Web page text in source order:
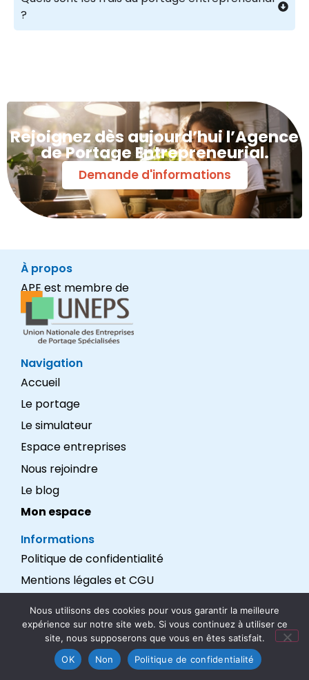
?
Rejoignez dès aujourd’hui l’Agence
de Portage Entrepreneurial.
Demande d'informations
À propos
APE est membre de
Navigation
Accueil
Le portage
Le simulateur
Espace entreprises
Nous rejoindre
Le blog
Mon espace
Informations
Politique de confidentialité
Mentions légales et CGU
Nous suivre
Nous utilisons des cookies pour vous garantir la meilleure
expérience sur notre site web. Si vous continuez à utiliser ce
site, nous supposerons que vous en êtes satisfait.
OK
Non Politique de confidentialité